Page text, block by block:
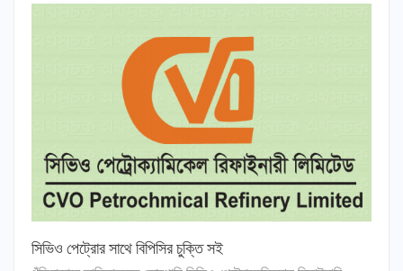
সিভিও পেট্রোর সাথে বিপিসির চুক্তি সই